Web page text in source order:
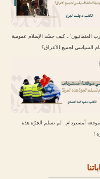
العثمانيون”.. كيف جسّد الإسلام عمومية
السياسي لجميع الأعراق؟
أمستردام.. لم تسلم الجرّة هذه
!